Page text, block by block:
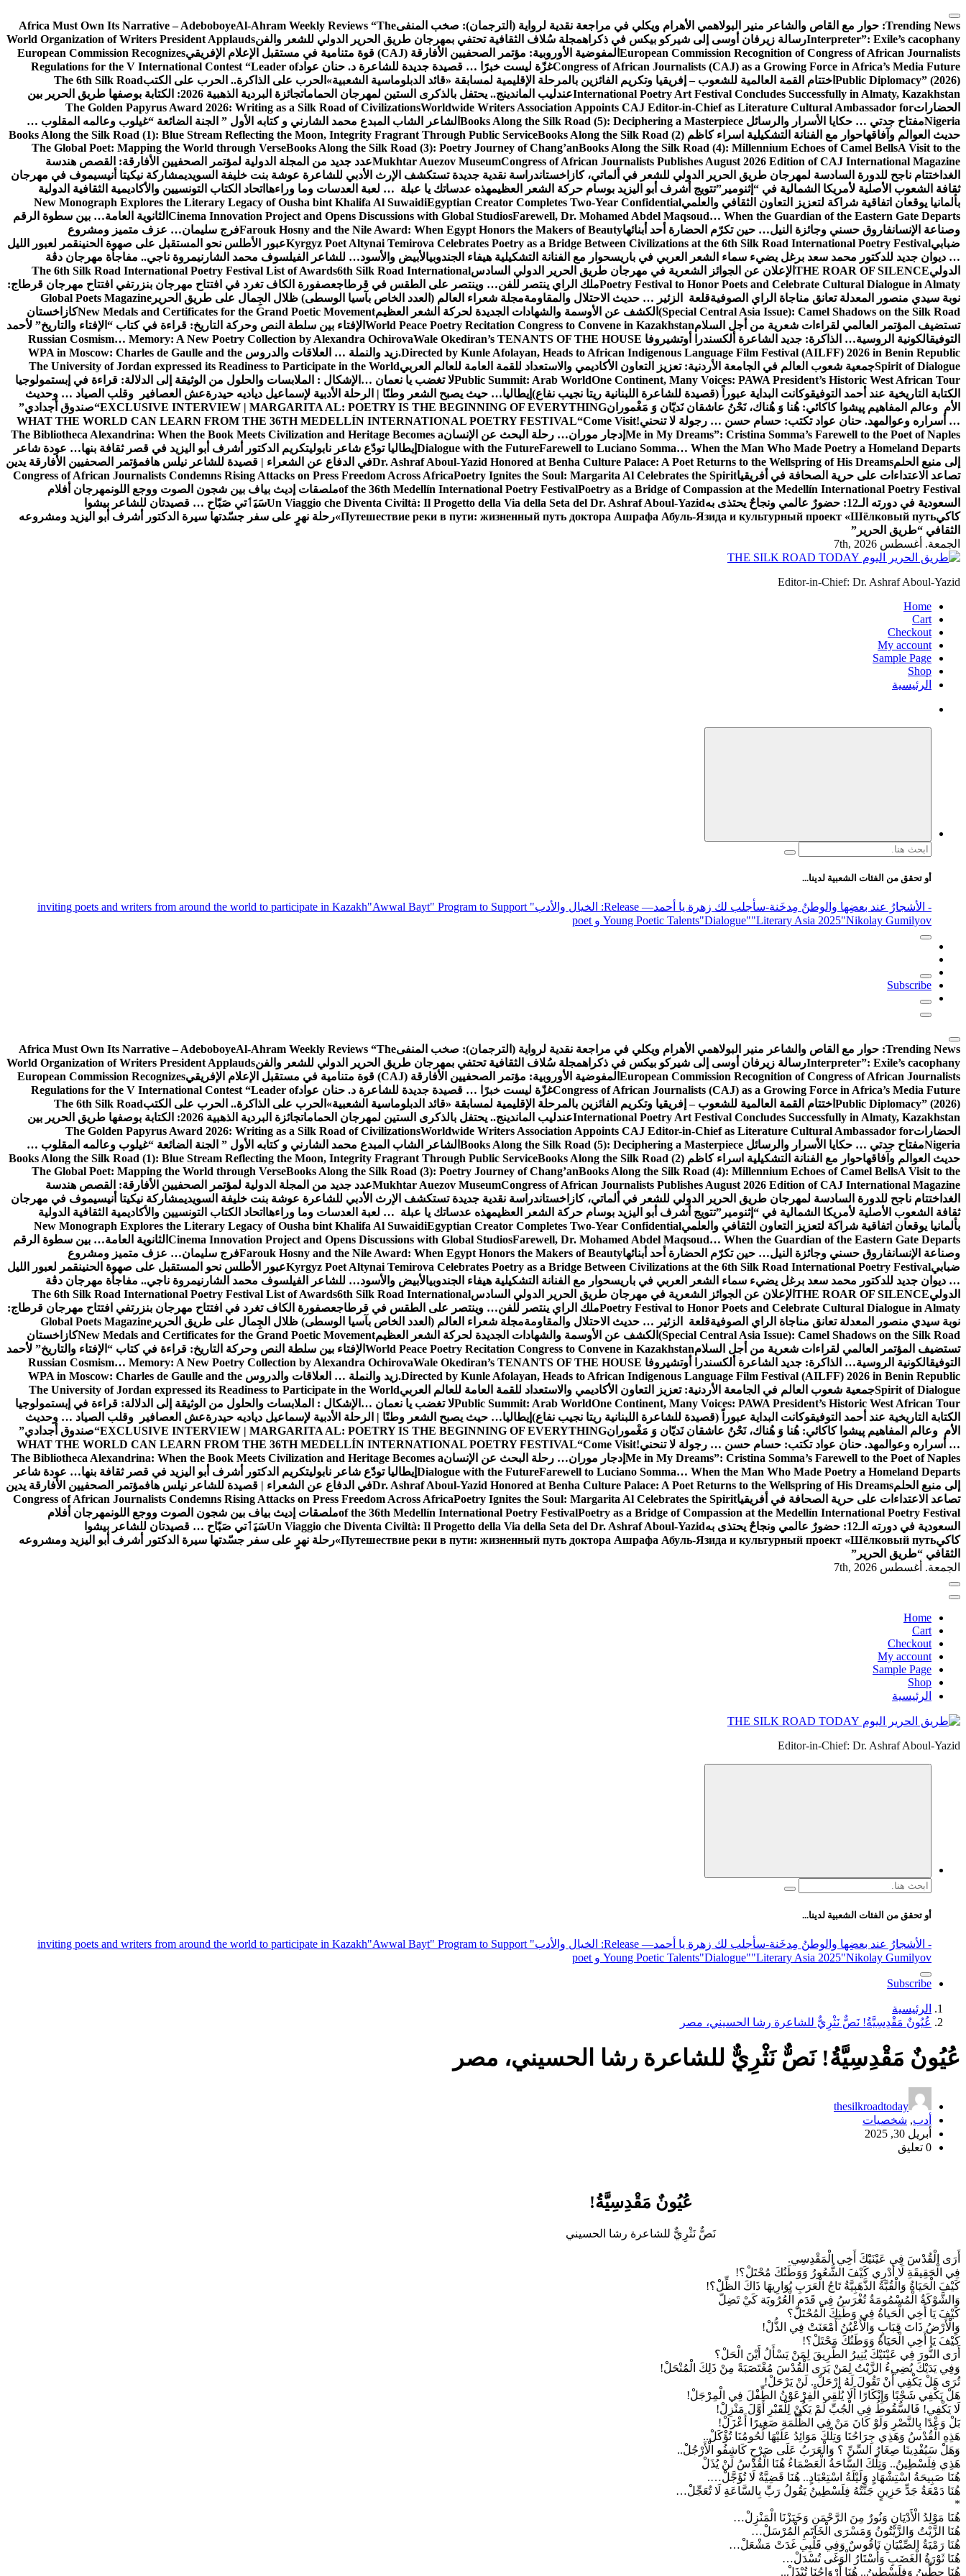
التجاوز
إلى
المحتوى
Trending News: حوار مع القاص والشاعر منير البولاهمي الأهرام ويكلي في مراجعة نقدية لرواية (الترجمان): صخب المنفى Africa Must Own Its Narrative – AdeboboyeAl-Ahram Weekly Reviews “The
Interpreter”: Exile’s cacophanyرسالة زيرفان أوسى إلى شيركو بيكس في ذكراهمجلة سُلاف الثقافية تحتفي بمهرجان طريق الحرير الدولي للشعر والفنWorld Organization of Writers President Applauds
European Commission Recognition of Congress of African Journalists المفوضية الأوروبية: مؤتمر الصحفيين الأفارقة (CAJ) قوة متنامية في مستقبل الإعلام الإفريقي
European Commission Recognizes
Congress of African Journalists (CAJ) as a Growing Force in Africa’s Media Futureغزّة ليست خبرًا … قصيدة جديدة للشاعرة د. حنان عوادRegulations for the V International Contest “Leader of
Public Diplomacy” (2026) اختتام القمة العالمية للشعوب – إفريقيا وتكريم الفائزين بالمرحلة الإقليمية لمسابقة «قائد الدبلوماسية الشعبية» الحرب على الذاكرة.. الحرب على الكتبThe 6th Silk Road
International Poetry Art Festival Concludes Successfully in Almaty, Kazakhstanعندليب الماندينج.. يحتفل بالذكرى الستين لمهرجان الحمامات
جائزة البردية الذهبية 2026: الكتابة بوصفها طريق الحرير بين
الحضارات
The Golden Papyrus Award 2026: Writing as a Silk Road of CivilizationsWorldwide Writers Association Appoints CAJ Editor-in-Chief as Literature Cultural Ambassador for
Nigeriaمفتاح جدتي … حكايا الأسرار والرسائل Books Along the Silk Road (5): Deciphering a Masterpiece الشاعر الشاب المبدع محمد الشارني و كتابه الأول ” الجنة الضائعة “غيلوب وعالمه المقلوب …
حديث العوالم وآفاقهاحوار مع الفنانة التشكيلية اسراء كاظم Books Along the Silk Road (1): Blue Stream Reflecting the Moon, Integrity Fragrant Through Public ServiceBooks Along the Silk Road (2)
The Global Poet: Mapping the World through VerseBooks Along the Silk Road (3): Poetry Journey of Chang’anBooks Along the Silk Road (4): Millennium Echoes of Camel BellsA Visit to the
Mukhtar Auezov MuseumCongress of African Journalists Publishes August 2026 Edition of CAJ International Magazine
عدد جديد من المجلة الدولية لمؤتمر الصحفيين الأفارقة: القصص هندسة
الغد اختتام ناجح للدورة السادسة لمهرجان طريق الحرير الدولي للشعر في ألماتي، كازاخستاندراسة نقدية جديدة تستكشف الإرث الأدبي للشاعرة عوشة بنت خليفة السويديمشاركة نيكيتا أنيسيموف في مهرجان
ثقافة الشعوب الأصلية لأمريكا الشمالية في “إثنومير”تتويج أشرف أبو اليزيد بوسام حركة الشعر العظيمهذه عدساتك يا عبلة … لعبة العدسات وما وراءها اتحاد الكتاب التونسيين والأكاديمية الثقافية الدولية
بألمانيا يوقعان اتفاقية شراكة لتعزيز التعاون الثقافي والعلمي
New Monograph Explores the Literary Legacy of Ousha bint Khalifa Al SuwaidiEgyptian Creator Completes Two-Year Confidential
Cinema Innovation Project and Opens Discussions with Global StudiosFarewell, Dr. Mohamed Abdel Maqsoud… When the Guardian of the Eastern Gate Departs
الثانوية العامة… بين سطوة الرقم
وصناعة الإنسانفاروق حسني وجائزة النيل… حين تكرّم الحضارة أحد أبنائهاFarouk Hosny and the Nile Award: When Egypt Honors the Makers of Beautyفرج سليمان… عزف متميز ومشروع
ضبابيKyrgyz Poet Altynai Temirova Celebrates Poetry as a Bridge Between Civilizations at the 6th Silk Road International Poetry Festivalعبور الأطلس نحو المستقبل على صهوة الحنينقمر لعبور الليل
… ديوان جديد للدكتور محمد سعد برغل يضيء سماء الشعر العربي في باريسحوار مع الفنانة التشكيلية هيفاء الجندوبيالأبيض والأسود… للشاعر الفيلسوف محمد الشارنيمروة ناجي.. مفاجأة مهرجان دڨة
الدوليTHE ROAR OF SILENCE الإعلان عن الجوائز الشعرية في مهرجان طريق الحرير الدولي السادس The 6th Silk Road International Poetry Festival List of Awards6th Silk Road International
Poetry Festival to Honor Poets and Celebrate Cultural Dialogue in Almatyملك الراي ينتصر للفن… وينتصر على الطقس في قرطاجعصفورة الكاف تغرد في افتتاح مهرجان بنزرتفي افتتاح مهرجان قرطاج:
نوبة سيدي منصور المعدلة تعانق مناجاة الراي الصوفيةقلعة الزئير … حديث الاحتلال والمقاومةمجلة شعراء العالم (العدد الخاص بآسيا الوسطى) ظلال الجِمال على طريق الحرير Global Poets Magazine
(Special Central Asia Issue): Camel Shadows on the Silk Road الكشف عن الأوسمة والشهادات الجديدة لحركة الشعر العظيمNew Medals and Certificates for the Grand Poetic Movementكازاخستان
تستضيف المؤتمر العالمي لقراءات شعرية من أجل السلامWorld Peace Poetry Recitation Congress to Convene in Kazakhstan الإفتاء بين سلطة النص وحركة التاريخ: قراءة في كتاب “الإفتاء والتاريخ” لأحمد
التوفيقالكونية الروسية… الذاكرة: جديد الشاعرة ألكسندرا أوتشيروفا Russian Cosmism… Memory: A New Poetry Collection by Alexandra OchirovaWale Okediran’s TENANTS OF THE HOUSE
Directed by Kunle Afolayan, Heads to African Indigenous Language Film Festival (AILFF) 2026 in Benin Republic. زيد والنملة … العلاقات والدروس WPA in Moscow: Charles de Gaulle and the
Spirit of Dialogueجمعية شعوب العالم في الجامعة الأردنية: تعزيز التعاون الأكاديمي والاستعداد للقمة العامة للعالم العربيThe University of Jordan expressed its Readiness to Participate in the World
Public Summit: Arab WorldOne Continent, Many Voices: PAWA President’s Historic West African Tour لا تغضب يا نعمان …الإشكال : الملابسات والحلول من الوثيقة إلى الدلالة: قراءة في إبستمولوجيا
الكتابة التاريخية عند أحمد التوفيقوكانت البداية عبوراً (قصيدة للشاعرة اللبنانية ريتا نجيب نفاع) إيطاليا… حيث يصبح الشعر وطنًا | الرحلة الأدبية لإسماعيل دياديه حيدرةعش العصافير وقلب الصياد … وحديث
الأم وعالم المفاهيم پیشوا کاکائي: هُنا وَ هُناك، نَحْنُ عاشقان نَديّان وَ مَغْمورانEXCLUSIVE INTERVIEW | MARGARITA AL: POETRY IS THE BEGINNING OF EVERYTHING“صندوق أجدادي”
… أسراره وعوالمهد. حنان عواد تكتب: حسام حسن … رجولة لا تنحني! WHAT THE WORLD CAN LEARN FROM THE 36TH MEDELLÍN INTERNATIONAL POETRY FESTIVAL“Come Visit
Me in My Dreams”: Cristina Somma’s Farewell to the Poet of Naples إدجار موران… رحلة البحث عن الإنسانThe Bibliotheca Alexandrina: When the Book Meets Civilization and Heritage Becomes a
Dialogue with the FutureFarewell to Luciano Somma… When the Man Who Made Poetry a Homeland Departs إيطاليا تودّع شاعر نابوليتكريم الدكتور أشرف أبو اليزيد في قصر ثقافة بنها… عودة شاعر
إلى منبع الحلمDr. Ashraf Aboul-Yazid Honored at Benha Culture Palace: A Poet Returns to the Wellspring of His Dreamsفي الدفاع عن الشعراء | قصيدة للشاعر نيلس هافمؤتمر الصحفيين الأفارقة يدين
تصاعد الاعتداءات على حرية الصحافة في أفريقيا
Congress of African Journalists Condemns Rising Attacks on Press Freedom Across AfricaPoetry Ignites the Soul: Margarita Al Celebrates the Spirit
of the 36th Medellín International Poetry FestivalPoetry as a Bridge of Compassion at the Medellín International Poetry Festival ملصقات إديث بياف بين شجون الصوت ووجع اللونمهرجان أفلام
السعودية في دورته الـ12: حضورٌ عالمي ونجاحٌ يحتذى به
Un Viaggio che Diventa Civiltà: Il Progetto della Via della Seta del Dr. Ashraf Aboul-Yazidسَيَٲتي صَبّاح … قصيدتان للشاعر بيشوا
كاكيПутешествие реки в пути: жизненный путь доктора Ашрафа Абуль-Язида и культурный проект «Шёлковый путь» رحلة نهرٍ على سفر جسّدتها سيرة الدكتور أشرف أبو اليزيد ومشروعه
الثقافي “طريق الحرير”
الجمعة. أغسطس 7th, 2026
Editor-in-Chief: Dr. Ashraf Aboul-Yazid
Home
Cart
Checkout
My account
Sample Page
Shop
الرئيسية
البحث
أو تحقق من الفئات الشعبية لدينا...
- الأشجارُ عند بعضِها والوطنُ مِدخَنة-سأجلب لك زهرة يا أحمد— Release : الخيال والأدب" inviting poets and writers from around the world to participate in Kazakh
"Awwal Bayt" Program to Support
Young Poetic Talents"Dialogue""Literary Asia 2025"Nikolay Gumilyov و poet
Subscribe
Trending News: حوار مع القاص والشاعر منير البولاهمي الأهرام ويكلي في مراجعة نقدية لرواية (الترجمان): صخب المنفى Africa Must Own Its Narrative – AdeboboyeAl-Ahram Weekly Reviews “The
Interpreter”: Exile’s cacophanyرسالة زيرفان أوسى إلى شيركو بيكس في ذكراهمجلة سُلاف الثقافية تحتفي بمهرجان طريق الحرير الدولي للشعر والفنWorld Organization of Writers President Applauds
European Commission Recognition of Congress of African Journalists المفوضية الأوروبية: مؤتمر الصحفيين الأفارقة (CAJ) قوة متنامية في مستقبل الإعلام الإفريقي
European Commission Recognizes
Congress of African Journalists (CAJ) as a Growing Force in Africa’s Media Futureغزّة ليست خبرًا … قصيدة جديدة للشاعرة د. حنان عوادRegulations for the V International Contest “Leader of
Public Diplomacy” (2026) اختتام القمة العالمية للشعوب – إفريقيا وتكريم الفائزين بالمرحلة الإقليمية لمسابقة «قائد الدبلوماسية الشعبية» الحرب على الذاكرة.. الحرب على الكتبThe 6th Silk Road
International Poetry Art Festival Concludes Successfully in Almaty, Kazakhstanعندليب الماندينج.. يحتفل بالذكرى الستين لمهرجان الحمامات
جائزة البردية الذهبية 2026: الكتابة بوصفها طريق الحرير بين
الحضارات
The Golden Papyrus Award 2026: Writing as a Silk Road of CivilizationsWorldwide Writers Association Appoints CAJ Editor-in-Chief as Literature Cultural Ambassador for
Nigeriaمفتاح جدتي … حكايا الأسرار والرسائل Books Along the Silk Road (5): Deciphering a Masterpiece الشاعر الشاب المبدع محمد الشارني و كتابه الأول ” الجنة الضائعة “غيلوب وعالمه المقلوب …
حديث العوالم وآفاقهاحوار مع الفنانة التشكيلية اسراء كاظم Books Along the Silk Road (1): Blue Stream Reflecting the Moon, Integrity Fragrant Through Public ServiceBooks Along the Silk Road (2)
The Global Poet: Mapping the World through VerseBooks Along the Silk Road (3): Poetry Journey of Chang’anBooks Along the Silk Road (4): Millennium Echoes of Camel BellsA Visit to the
Mukhtar Auezov MuseumCongress of African Journalists Publishes August 2026 Edition of CAJ International Magazine
عدد جديد من المجلة الدولية لمؤتمر الصحفيين الأفارقة: القصص هندسة
الغد اختتام ناجح للدورة السادسة لمهرجان طريق الحرير الدولي للشعر في ألماتي، كازاخستاندراسة نقدية جديدة تستكشف الإرث الأدبي للشاعرة عوشة بنت خليفة السويديمشاركة نيكيتا أنيسيموف في مهرجان
ثقافة الشعوب الأصلية لأمريكا الشمالية في “إثنومير”تتويج أشرف أبو اليزيد بوسام حركة الشعر العظيمهذه عدساتك يا عبلة … لعبة العدسات وما وراءها اتحاد الكتاب التونسيين والأكاديمية الثقافية الدولية
بألمانيا يوقعان اتفاقية شراكة لتعزيز التعاون الثقافي والعلمي
New Monograph Explores the Literary Legacy of Ousha bint Khalifa Al SuwaidiEgyptian Creator Completes Two-Year Confidential
Cinema Innovation Project and Opens Discussions with Global StudiosFarewell, Dr. Mohamed Abdel Maqsoud… When the Guardian of the Eastern Gate Departs
الثانوية العامة… بين سطوة الرقم
وصناعة الإنسانفاروق حسني وجائزة النيل… حين تكرّم الحضارة أحد أبنائهاFarouk Hosny and the Nile Award: When Egypt Honors the Makers of Beautyفرج سليمان… عزف متميز ومشروع
ضبابيKyrgyz Poet Altynai Temirova Celebrates Poetry as a Bridge Between Civilizations at the 6th Silk Road International Poetry Festivalعبور الأطلس نحو المستقبل على صهوة الحنينقمر لعبور الليل
… ديوان جديد للدكتور محمد سعد برغل يضيء سماء الشعر العربي في باريسحوار مع الفنانة التشكيلية هيفاء الجندوبيالأبيض والأسود… للشاعر الفيلسوف محمد الشارنيمروة ناجي.. مفاجأة مهرجان دڨة
الدوليTHE ROAR OF SILENCE الإعلان عن الجوائز الشعرية في مهرجان طريق الحرير الدولي السادس The 6th Silk Road International Poetry Festival List of Awards6th Silk Road International
Poetry Festival to Honor Poets and Celebrate Cultural Dialogue in Almatyملك الراي ينتصر للفن… وينتصر على الطقس في قرطاجعصفورة الكاف تغرد في افتتاح مهرجان بنزرتفي افتتاح مهرجان قرطاج:
نوبة سيدي منصور المعدلة تعانق مناجاة الراي الصوفيةقلعة الزئير … حديث الاحتلال والمقاومةمجلة شعراء العالم (العدد الخاص بآسيا الوسطى) ظلال الجِمال على طريق الحرير Global Poets Magazine
(Special Central Asia Issue): Camel Shadows on the Silk Road الكشف عن الأوسمة والشهادات الجديدة لحركة الشعر العظيمNew Medals and Certificates for the Grand Poetic Movementكازاخستان
تستضيف المؤتمر العالمي لقراءات شعرية من أجل السلامWorld Peace Poetry Recitation Congress to Convene in Kazakhstan الإفتاء بين سلطة النص وحركة التاريخ: قراءة في كتاب “الإفتاء والتاريخ” لأحمد
التوفيقالكونية الروسية… الذاكرة: جديد الشاعرة ألكسندرا أوتشيروفا Russian Cosmism… Memory: A New Poetry Collection by Alexandra OchirovaWale Okediran’s TENANTS OF THE HOUSE
Directed by Kunle Afolayan, Heads to African Indigenous Language Film Festival (AILFF) 2026 in Benin Republic. زيد والنملة … العلاقات والدروس WPA in Moscow: Charles de Gaulle and the
Spirit of Dialogueجمعية شعوب العالم في الجامعة الأردنية: تعزيز التعاون الأكاديمي والاستعداد للقمة العامة للعالم العربيThe University of Jordan expressed its Readiness to Participate in the World
Public Summit: Arab WorldOne Continent, Many Voices: PAWA President’s Historic West African Tour لا تغضب يا نعمان …الإشكال : الملابسات والحلول من الوثيقة إلى الدلالة: قراءة في إبستمولوجيا
الكتابة التاريخية عند أحمد التوفيقوكانت البداية عبوراً (قصيدة للشاعرة اللبنانية ريتا نجيب نفاع) إيطاليا… حيث يصبح الشعر وطنًا | الرحلة الأدبية لإسماعيل دياديه حيدرةعش العصافير وقلب الصياد … وحديث
الأم وعالم المفاهيم پیشوا کاکائي: هُنا وَ هُناك، نَحْنُ عاشقان نَديّان وَ مَغْمورانEXCLUSIVE INTERVIEW | MARGARITA AL: POETRY IS THE BEGINNING OF EVERYTHING“صندوق أجدادي”
… أسراره وعوالمهد. حنان عواد تكتب: حسام حسن … رجولة لا تنحني! WHAT THE WORLD CAN LEARN FROM THE 36TH MEDELLÍN INTERNATIONAL POETRY FESTIVAL“Come Visit
Me in My Dreams”: Cristina Somma’s Farewell to the Poet of Naples إدجار موران… رحلة البحث عن الإنسانThe Bibliotheca Alexandrina: When the Book Meets Civilization and Heritage Becomes a
Dialogue with the FutureFarewell to Luciano Somma… When the Man Who Made Poetry a Homeland Departs إيطاليا تودّع شاعر نابوليتكريم الدكتور أشرف أبو اليزيد في قصر ثقافة بنها… عودة شاعر
إلى منبع الحلمDr. Ashraf Aboul-Yazid Honored at Benha Culture Palace: A Poet Returns to the Wellspring of His Dreamsفي الدفاع عن الشعراء | قصيدة للشاعر نيلس هافمؤتمر الصحفيين الأفارقة يدين
تصاعد الاعتداءات على حرية الصحافة في أفريقيا
Congress of African Journalists Condemns Rising Attacks on Press Freedom Across AfricaPoetry Ignites the Soul: Margarita Al Celebrates the Spirit
of the 36th Medellín International Poetry FestivalPoetry as a Bridge of Compassion at the Medellín International Poetry Festival ملصقات إديث بياف بين شجون الصوت ووجع اللونمهرجان أفلام
السعودية في دورته الـ12: حضورٌ عالمي ونجاحٌ يحتذى به
Un Viaggio che Diventa Civiltà: Il Progetto della Via della Seta del Dr. Ashraf Aboul-Yazidسَيَٲتي صَبّاح … قصيدتان للشاعر بيشوا
كاكيПутешествие реки в пути: жизненный путь доктора Ашрафа Абуль-Язида и культурный проект «Шёлковый путь» رحلة نهرٍ على سفر جسّدتها سيرة الدكتور أشرف أبو اليزيد ومشروعه
الثقافي “طريق الحرير”
الجمعة. أغسطس 7th, 2026
Home
Cart
Checkout
My account
Sample Page
Shop
الرئيسية
Editor-in-Chief: Dr. Ashraf Aboul-Yazid
البحث
أو تحقق من الفئات الشعبية لدينا...
- الأشجارُ عند بعضِها والوطنُ مِدخَنة-سأجلب لك زهرة يا أحمد— Release : الخيال والأدب" inviting poets and writers from around the world to participate in Kazakh
"Awwal Bayt" Program to Support
Young Poetic Talents"Dialogue""Literary Asia 2025"Nikolay Gumilyov و poet
Subscribe
الرئيسية
عُيُونٌ مَقْدِسِيَّةُ! نَصٌّ نَثْرِيٌّ للشاعرة رشا الحسيني، مصر
عُيُونٌ مَقْدِسِيَّةُ! نَصٌّ نَثْرِيٌّ للشاعرة رشا الحسيني، مصر
thesilkroadtoday
أدب, شخصيات
أبريل 30, 2025
0 تعليق
عُيُونٌ مَقْدِسِيَّةُ!
نَصٌّ نَثْرِيٌّ للشاعرة رشا الحسيني
أَرَى الْقُدْسَ فِي عَيْنَيْكَ أَخِي الْمَقْدِسِي.
فِي الْحَقِيقَةِ لَا أَدْرِي كَيْفَ الشُّعُورُ وَوَطَنُكَ مُحْتَلْ؟!
كَيْفَ الْحَيَاةُ وَالْقُبَّةُ الذَّهَبِيَّةُ تَاجُ الْعَرَبِ يُوَارِيهَا ذَاكَ الظِّلْ؟!
وَالشَّوْكَةُ الْمُسْمُومَةُ تُغْرَسُ فِي قَدَمِ الْعُرُوبَة كَيْ تَضِلّ
كَيْفَ يَا أَخِي الْحَياةُ فِي وَطَنِكَ الْمُحْتَلْ؟
وَالْأَرْضُ ذَاتَ قِبَابٍ وَالْأَعْيُنُ أَمْعَنَتْ فِي الذُّلْ!
كَيْفَ يَا أَخِي الْحَيَاةُ وَوَطَنُكَ مَحْتَلْ؟!
أَرَى النُّورَ فِي عَيْنَيْكَ يُنِيرُ الطَّرِيقَ لِمَنْ يَسْأَلُ أَيْنَ الْحَلْ؟
وَفِي يَدَيْكَ يُضِيءُ الزَّيْتُ لِمَنْ يَرَى الْقُدْسَ مُغْتَصَبَةً مِنْ ذَلِكَ الْمُنْحَلْ!
تُرَى هَلْ يَكْفِي أَنْ تَقُولَ لَهُ ارْحَلْ.. لَنْ يَرْحَلْ!
هَلْ يَكْفِي شَجْبًا وَإِنْكَارًا أَلَا يُلْقِي الْفِرْعَوْنُ الطِّفْلَ فِي الْمِرْجَلْ!
لَا يَكْفِي! فَالسُّقُوطُ فِي الْجُبِّ لَمْ يَكُنْ لِلْقَبْرِ أَوَّلَ مَنْزِلْ!
بَلْ وَعْدًا بِالنَّصْرِ وَلَوْ كَانَ مَنْ فِي الظُّلْمَةِ صَغِيرًا أَعْزَلْ!
هَذِهِ الْقُدْسُ وَهَذِي جِرَاحُنَا وَتِلْكَ مَوَائِدُ عَلَيْهَا لُحُومُنَا تُؤْكَلْ..
وَهَلْ سَيُفْدِينَا صِغَارُ السِّنِّ ؟ وَالْعَرَبُ عَلَى صَرْحٍ كَاشِفُو الْأَرْجُلْ..
هَذِي فِلَسْطِينُ.. وَتِلْكَ السَّاحَةُ الْعَصْمَاءُ هُنَا الْقُدْسُ لَنْ يُذَلْ
هُنَا صَبِيحَةُ اسْتِشْهَادٍ وَلَيْلَةُ اسْتِعْبَادٍ.. هُنَا قَضِيَّةٌ لَا تُؤَجَّلْ….
هُنَا دَمْعَةُ جَدٍّ حَزِينٍ جَنَّتُهُ فِلَسْطِينُ يَقُولُ رَبِّ بِالسَّاعَةِ لَا تُعَجِّلْ…
*
هُنَا مَوْلِدُ الْأَدْيَانِ وَنُورٌ مِنَ الرَّحْمَنِ وَخَبَزْنَا الْمَنْزِلْ…
هُنَا الزَّيْتُ وَالزَّيْتُونُ وَمَسْرَى الْخَاتَمِ الْمُرْسَلْ…
هُنَا رَمْيَةُ الصِّبْيَانِ نَاقُوسٌ وَفِي قَلْبِي غَدَتْ مَشْعَلْ…
هُنَا ثَوْرَةُ الْغَضَبِ وَأَسْتَارُ الْوَغَى تُسْدَلْ…
هُنَا حِطِّينُ وَفِلَسْطِينُ.. هُنَا أَرْوَاحُنَا تُبْذَلْ..